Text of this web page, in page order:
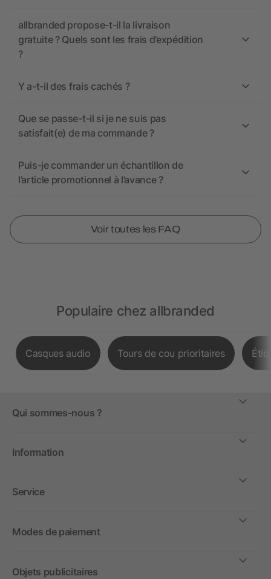
allbranded propose-t-il la livraison
gratuite ? Quels sont les frais d’expédition
?
Y a-t-il des frais cachés ?
Que se passe-t-il si je ne suis pas
satisfait(e) de ma commande ?
Puis-je commander un échantillon de
l’article promotionnel à l’avance ?
Voir toutes les FAQ
Populaire chez allbranded
Casques audio Tours de cou prioritaires
Qui sommes-nous ?
Information
Service
Modes de paiement
Objets publicitaires